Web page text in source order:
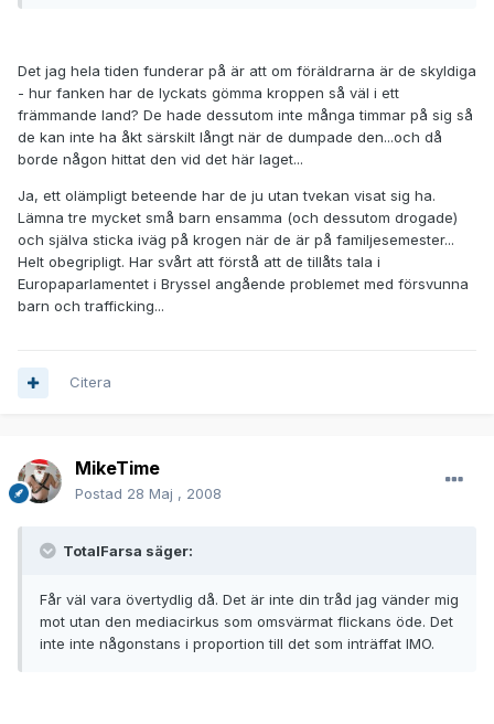
Det jag hela tiden funderar på är att om föräldrarna är de skyldiga
- hur fanken har de lyckats gömma kroppen så väl i ett
främmande land? De hade dessutom inte många timmar på sig så
de kan inte ha åkt särskilt långt när de dumpade den...och då
borde någon hittat den vid det här laget...
Ja, ett olämpligt beteende har de ju utan tvekan visat sig ha.
Lämna tre mycket små barn ensamma (och dessutom drogade)
och själva sticka iväg på krogen när de är på familjesemester...
Helt obegripligt. Har svårt att förstå att de tillåts tala i
Europaparlamentet i Bryssel angående problemet med försvunna
barn och trafficking...
Citera
MikeTime
Postad 28 Maj , 2008
TotalFarsa säger:
Får väl vara övertydlig då. Det är inte din tråd jag vänder mig
mot utan den mediacirkus som omsvärmat flickans öde. Det
inte inte någonstans i proportion till det som inträffat IMO.